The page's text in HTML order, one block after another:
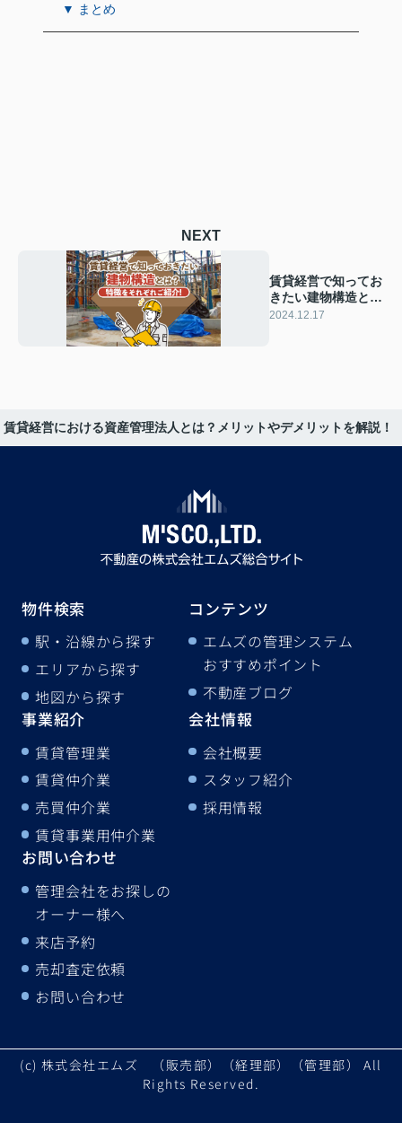
▼ まとめ
NEXT
賃貸経営で知ってお
きたい建物構造と
は？特徴をそれぞれ
2024.12.17
賃貸経営における資産管理法人とは？メリットやデメリットを解説！
物件検索
駅・沿線から探す
エリアから探す
地図から探す
コンテンツ
エムズの管理システム
おすすめポイント
不動産ブログ
事業紹介
賃貸管理業
賃貸仲介業
売買仲介業
賃貸事業用仲介業
会社情報
会社概要
スタッフ紹介
採用情報
お問い合わせ
管理会社をお探しの
オーナー様へ
来店予約
売却査定依頼
お問い合わせ
(c) 株式会社エムズ （販売部）（経理部）（管理部） All
Rights Reserved.